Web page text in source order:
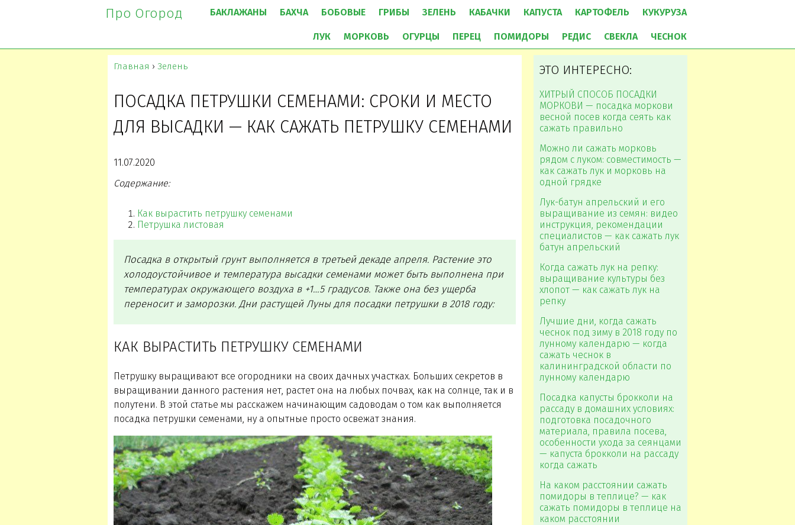
Про Огород БАКЛАЖАНЫ БАХЧА БОБОВЫЕ ГРИБЫ ЗЕЛЕНЬ КАБАЧКИ КАПУСТА КАРТОФЕЛЬ КУКУРУЗА
ЛУК МОРКОВЬ ОГУРЦЫ ПЕРЕЦ ПОМИДОРЫ РЕДИС СВЕКЛА ЧЕСНОК
Главная › Зелень
ПОСАДКА ПЕТРУШКИ СЕМЕНАМИ: СРОКИ И МЕСТО
ДЛЯ ВЫСАДКИ — КАК САЖАТЬ ПЕТРУШКУ СЕМЕНАМИ
11.07.2020
Содержание:
Как вырастить петрушку семенами
Петрушка листовая
Посадка в открытый грунт выполняется в третьей декаде апреля. Растение это
холодоустойчивое и температура высадки семенами может быть выполнена при
температурах окружающего воздуха в +1…5 градусов. Также она без ущерба
переносит и заморозки. Дни растущей Луны для посадки петрушки в 2018 году:
КАК ВЫРАСТИТЬ ПЕТРУШКУ СЕМЕНАМИ
Петрушку выращивают все огородники на своих дачных участках. Больших секретов в
выращивании данного растения нет, растет она на любых почвах, как на солнце, так и в
полутени. В этой статье мы расскажем начинающим садоводам о том как выполняется
посадка петрушки семенами, ну а опытные просто освежат знания.
ЭТО ИНТЕРЕСНО:
ХИТРЫЙ СПОСОБ ПОСАДКИ
МОРКОВИ — посадка моркови
весной посев когда сеять как
сажать правильно
Можно ли сажать морковь
рядом с луком: совместимость —
как сажать лук и морковь на
одной грядке
Лук-батун апрельский и его
выращивание из семян: видео
инструкция, рекомендации
специалистов — как сажать лук
батун апрельский
Когда сажать лук на репку:
выращивание культуры без
хлопот — как сажать лук на
репку
Лучшие дни, когда сажать
чеснок под зиму в 2018 году по
лунному календарю — когда
сажать чеснок в
калининградской области по
лунному календарю
Посадка капусты брокколи на
рассаду в домашних условиях:
подготовка посадочного
материала, правила посева,
особенности ухода за сеянцами
— капуста брокколи на рассаду
когда сажать
На каком расстоянии сажать
помидоры в теплице? — как
сажать помидоры в теплице на
каком расстоянии